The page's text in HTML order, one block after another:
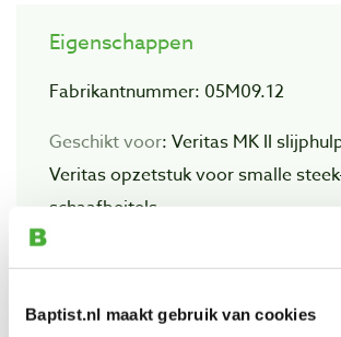
Baptist.nl maakt gebruik van cookies
Eigenschappen
Fabrikantnummer: 05M09.12
Geschikt voor: Veritas MK II
Veritas opzetstuk voor smalle
schaafbeitels